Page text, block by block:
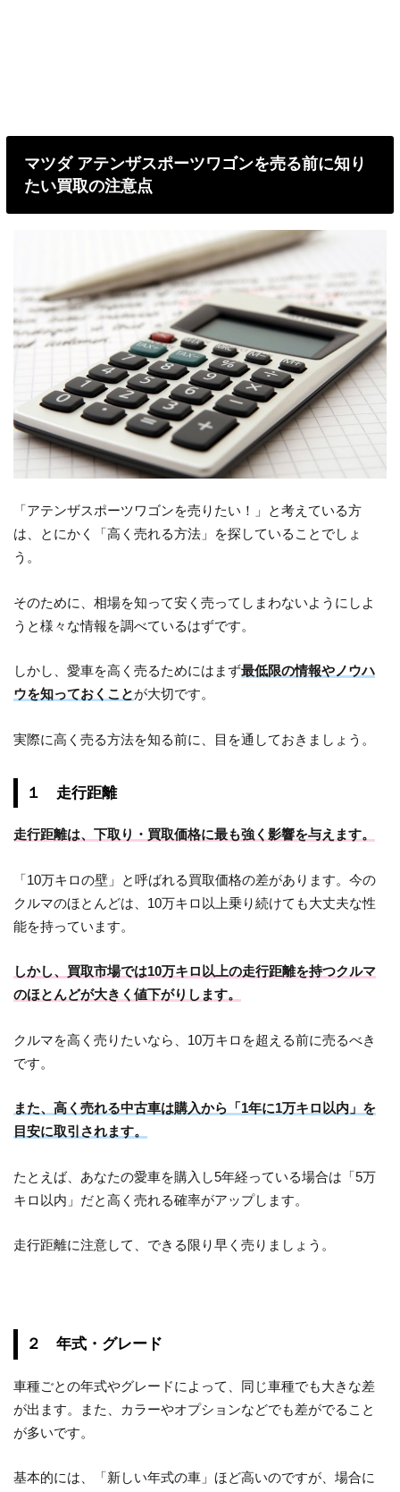
マツダ アテンザスポーツワゴンを売る前に知り
たい買取の注意点
「アテンザスポーツワゴンを売りたい！」と考えている方
は、とにかく「高く売れる方法」を探していることでしょ
う。
そのために、相場を知って安く売ってしまわないようにしよ
うと様々な情報を調べているはずです。
しかし、愛車を高く売るためにはまず最低限の情報やノウハ
ウを知っておくことが大切です。
実際に高く売る方法を知る前に、目を通しておきましょう。
１ 走行距離
走行距離は、下取り・買取価格に最も強く影響を与えます。
「10万キロの壁」と呼ばれる買取価格の差があります。今の
クルマのほとんどは、10万キロ以上乗り続けても大丈夫な性
能を持っています。
しかし、買取市場では10万キロ以上の走行距離を持つクルマ
のほとんどが大きく値下がりします。
クルマを高く売りたいなら、10万キロを超える前に売るべき
です。
また、高く売れる中古車は購入から「1年に1万キロ以内」を
目安に取引されます。
たとえば、あなたの愛車を購入し5年経っている場合は「5万
キロ以内」だと高く売れる確率がアップします。
走行距離に注意して、できる限り早く売りましょう。
２ 年式・グレード
車種ごとの年式やグレードによって、同じ車種でも大きな差
が出ます。また、カラーやオプションなどでも差がでること
が多いです。
基本的には、「新しい年式の車」ほど高いのですが、場合に